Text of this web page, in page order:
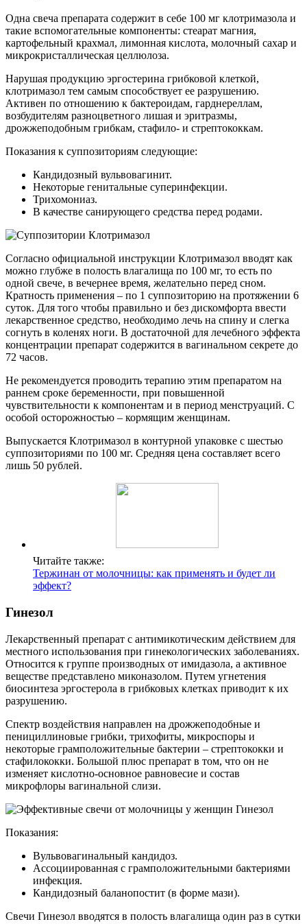
Одна свеча препарата содержит в себе 100 мг клотримазола и
такие вспомогательные компоненты: стеарат магния,
картофельный крахмал, лимонная кислота, молочный сахар и
микрокристаллическая целлюлоза.
Нарушая продукцию эргостерина грибковой клеткой,
клотримазол тем самым способствует ее разрушению.
Активен по отношению к бактероидам, гарднереллам,
возбудителям разноцветного лишая и эритразмы,
дрожжеподобным грибкам, стафило- и стрептококкам.
Показания к суппозиториям следующие:
Кандидозный вульвовагинит.
Некоторые генитальные суперинфекции.
Трихомониаз.
В качестве санирующего средства перед родами.
Согласно официальной инструкции Клотримазол вводят как
можно глубже в полость влагалища по 100 мг, то есть по
одной свече, в вечернее время, желательно перед сном.
Кратность применения – по 1 суппозиторию на протяжении 6
суток. Для того чтобы правильно и без дискомфорта ввести
лекарственное средство, необходимо лечь на спину и слегка
согнуть в коленях ноги. В достаточной для лечебного эффекта
концентрации препарат содержится в вагинальном секрете до
72 часов.
Не рекомендуется проводить терапию этим препаратом на
раннем сроке беременности, при повышенной
чувствительности к компонентам и в период менструаций. С
особой осторожностью – кормящим женщинам.
Выпускается Клотримазол в контурной упаковке с шестью
суппозиториями по 100 мг. Средняя цена составляет всего
лишь 50 рублей.
Читайте также:
Тержинан от молочницы: как применять и будет ли
эффект?
Гинезол
Лекарственный препарат с антимикотическим действием для
местного использования при гинекологических заболеваниях.
Относится к группе производных от имидазола, а активное
веществе представлено миконазолом. Путем угнетения
биосинтеза эргостерола в грибковых клетках приводит к их
разрушению.
Спектр воздействия направлен на дрожжеподобные и
пенициллиновые грибки, трихофиты, микроспоры и
некоторые грамположительные бактерии – стрептококки и
стафилококки. Большой плюс препарат в том, что он не
изменяет кислотно-основное равновесие и состав
микрофлоры вагинальной слизи.
Показания:
Вульвовагинальный кандидоз.
Ассоциированная с грамположительными бактериями
инфекция.
Кандидозный баланопостит (в форме мази).
Свечи Гинезол вводятся в полость влагалища один раз в сутки